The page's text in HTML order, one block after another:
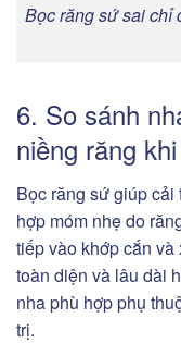
Bọc răng sứ sai chỉ
6. So sánh
niềng răng
Bọc răng sứ giúp cải
hợp móm nhẹ do
tiếp vào khớp cắn
toàn diện và lâu dài
nha phù hợp phụ
trị.